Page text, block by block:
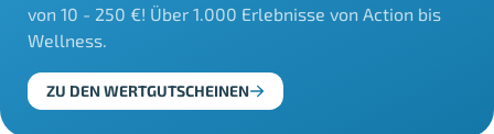
von 10 - 250 €! Über 1.000 Erlebnisse von Action bis
Wellness.
ZU DEN WERTGUTSCHEINEN